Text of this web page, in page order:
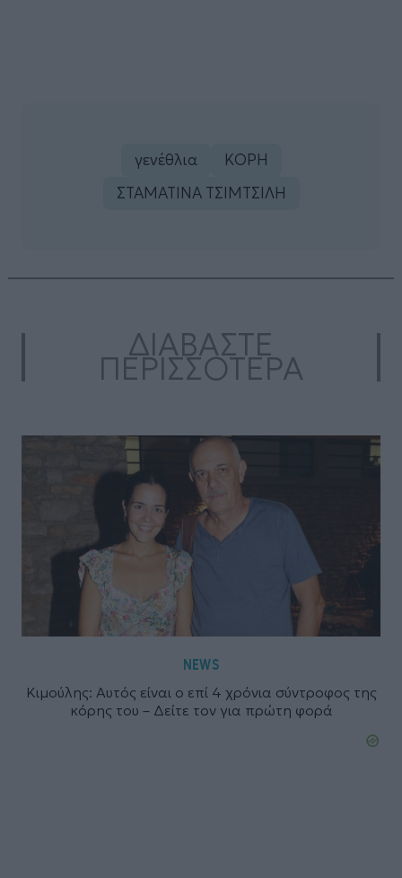
γενέθλια
ΚΟΡΗ
ΣΤΑΜΑΤΙΝΑ ΤΣΙΜΤΣΙΛΗ
ΔΙΑΒΑΣΤΕ
ΠΕΡΙΣΣΟΤΕΡΑ
NEWS
Κιμούλης: Αυτός είναι ο επί 4 χρόνια σύντροφος της
κόρης του – Δείτε τον για πρώτη φορά